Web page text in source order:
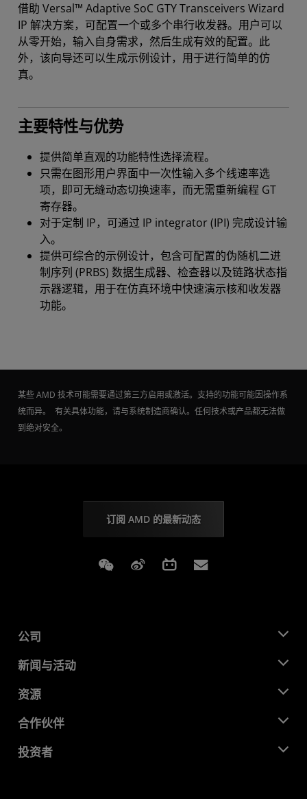
借助 Versal™ Adaptive SoC GTY Transceivers Wizard
IP 解决方案，可配置一个或多个串行收发器。用户可以
从零开始，输入自身需求，然后生成有效的配置。此
外，该向导还可以生成示例设计，用于进行简单的仿
真。
主要特性与优势
提供简单直观的功能特性选择流程。
只需在图形用户界面中一次性输入多个线速率选
项，即可无缝动态切换速率，而无需重新编程 GT
寄存器。
对于定制 IP，可通过 IP integrator (IPI) 完成设计输
入。
提供可综合的示例设计，包含可配置的伪随机二进
制序列 (PRBS) 数据生成器、检查器以及链路状态指
示器逻辑，用于在仿真环境中快速演示核和收发器
功能。
某些 AMD 技术可能需要通过第三方启用或激活。支持的功能可能因操作系
统而异。 有关具体功能，请与系统制造商确认。任何技术或产品都无法做
到绝对安全。
订阅 AMD 的最新动态
Weixin Weibo Bilibili
公司
关于 AMD
企业责任
就业机会
联系我们
新闻与活动
新闻中心
媒体库
资源
开发中心
成功案例
合作伙伴
AMD 合作伙伴中心
投资者